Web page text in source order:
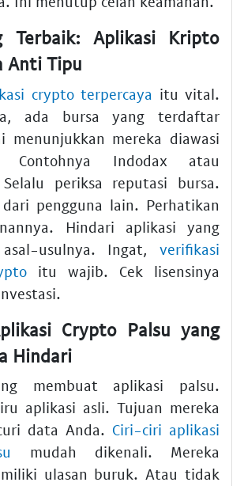
Terbaik: Aplikasi Kripto
Anti Tipu
crypto terpercaya itu vital.
ada bursa yang terdaftar
menunjukkan mereka diawasi
Contohnya Indodax atau
periksa reputasi bursa.
dari pengguna lain. Perhatikan
Hindari aplikasi yang
usulnya. Ingat, verifikasi
itu wajib. Cek lisensinya
Crypto Palsu yang
Hindari
membuat aplikasi palsu.
aplikasi asli. Tujuan mereka
data Anda. Ciri-ciri aplikasi
mudah dikenali. Mereka
ulasan buruk. Atau tidak